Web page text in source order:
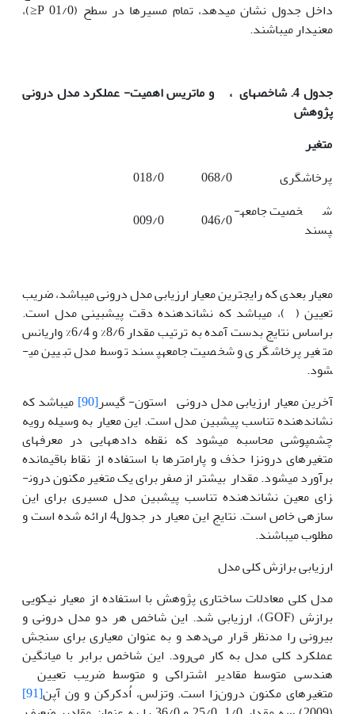
داخل جدول نشان می­دهد، تمام مسیرها در سطح (01/0 P≤)،
معنی­دار می­باشند.
جدول 4. شاخص­های ،
و ماتریس اهمیت- عملکرد مدل درونی
پژوهش
متغیر
پرخاشگری
068/0
018/0
شخصیت جامعه­
پسند
046/0
009/0
معیار بعدی که رایج­ترین معیار ارزیابی مدل درونی می­باشد، ضریب
تعیین ( )، می­باشد که نشان­دهنده دقت پیش­بینی مدل است.
براساس نتایج بدست آمده به ترتیب مقدار 8/6% و 6/4% واریانس
متغیر پرخاشگری و شخصیت جامعه­پسند توسط مدل تبیین می­
شود.
آخرین معیار ارزیابی مدل درونی استون- گیسر[90]
می­باشد که
نشان­دهنده تناسب پیش­بین مدل است. این معیار به وسیله رویه
چشم­پوشی محاسبه می­شود که نقطه داده­هایی در معرف­های
متغیرهای درون­زا حذف و پارامترها با استفاده از نقاط باقیمانده
برآورد می­شود. مقدار بیشتر از صفر برای یک متغیر مکنون درون­
زای معین نشان­دهنده تناسب پیش­بین مدل مسیری برای این
سازه­ی خاص است. نتایج این معیار در جدول4 ارائه شده است و
مطلوب می­باشند.
ارزیابی برازش کلی مدل
مدل کلی معادلات ساختاری پژوهش با استفاده از معیار نیکویی
برازش (GOF)، ارزیابی شد. این شاخص هر دو مدل درونی و
بیرونی را مدنظر قرار می‌دهد و به عنوان معیاری برای سنجش
عملکرد کلی مدل به کار می‌رود. این شاخص برابر با میانگین
هندسی متوسط مقادیر اشتراکی و متوسط ضریب تعیین
متغیرهای مکنون درون‌زا است. وتزلس، اُدکرکن و ون آپن[91]